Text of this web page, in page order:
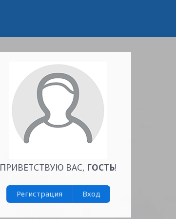
ПРИВЕТСТВУЮ ВАС, ГОСТЬ!
Регистрация Вход